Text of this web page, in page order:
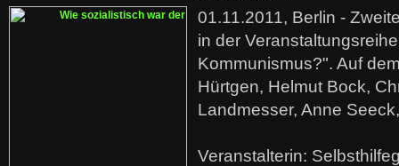
01.11.2011, Berlin -
in der
Kommunismus?". Auf
Hürtgen, Helmut Bock,
Landmesser, Anne
Veranstalterin: